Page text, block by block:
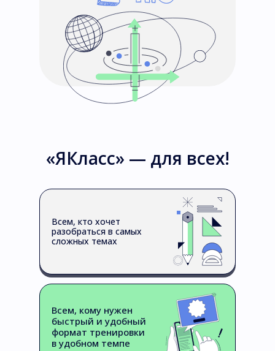
«ЯКласс» — для всех!
Всем, кто хочет
разобраться в самых
сложных темах
Всем, кому нужен
быстрый и удобный
формат тренировки
в удобном темпе